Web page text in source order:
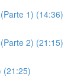
1) (14:36)
2) (21:15)
(21:25)